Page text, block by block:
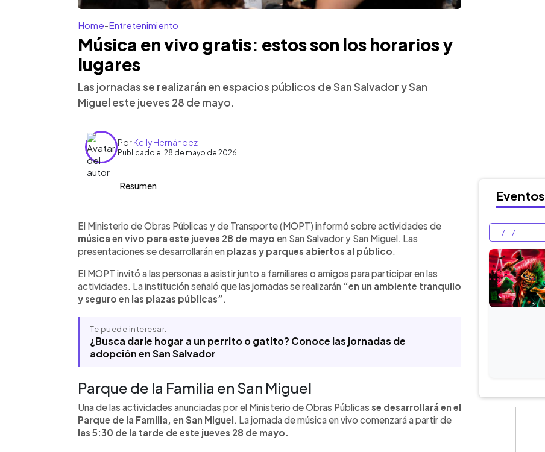
Home-Entretenimiento
Música en vivo gratis: estos son los horarios y
lugares
Las jornadas se realizarán en espacios públicos de San Salvador y San
Miguel este jueves 28 de mayo.
PorKelly Hernández
Publicado el 28 de mayo de 2026
Resumen
► Escuchar artículo
El Ministerio de Obras Públicas anunció actividades de música en vivo en
espacios públicos de San Salvador y San Miguel para este jueves 28 de
mayo. Según la institución, las jornadas se desarrollarán en el Parque
Nacional de El Salvador (BINAES), en el Centro Histórico capitalino. Las
actividades serán abiertas al público y el MOPT invitó a las personas a asistir
junto a familiares o amigos. En el caso de BINAES, la programación fue
información oficial.
El Ministerio de Obras Públicas y de Transporte (MOPT) informó sobre actividades de
música en vivo para este jueves 28 de mayo en San Salvador y San Miguel. Las
presentaciones se desarrollarán en plazas y parques abiertos al público.
El MOPT invitó a las personas a asistir junto a familiares o amigos para participar en las
actividades. La institución señaló que las jornadas se realizarán “en un ambiente tranquilo
y seguro en las plazas públicas”.
Te puede interesar:
¿Busca darle hogar a un perrito o gatito? Conoce las jornadas de
adopción en San Salvador
Parque de la Familia en San Miguel
Una de las actividades anunciadas por el Ministerio de Obras Públicas se desarrollará en el
Parque de la Familia, en San Miguel. La jornada de música en vivo comenzará a partir de
las 5:30 de la tarde de este jueves 28 de mayo.
Eventos